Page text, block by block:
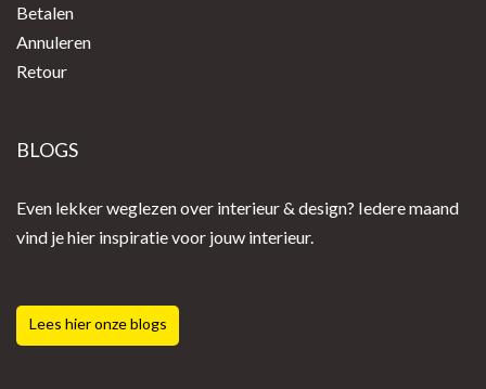
Betalen
Annuleren
Retour
BLOGS
Even lekker weglezen over interieur & design? Iedere maand
vind je hier inspiratie voor jouw interieur.
Lees hier onze blogs